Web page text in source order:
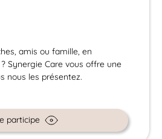
amis ou famille, en
Synergie Care vous offre une
nous les présentez.
participe